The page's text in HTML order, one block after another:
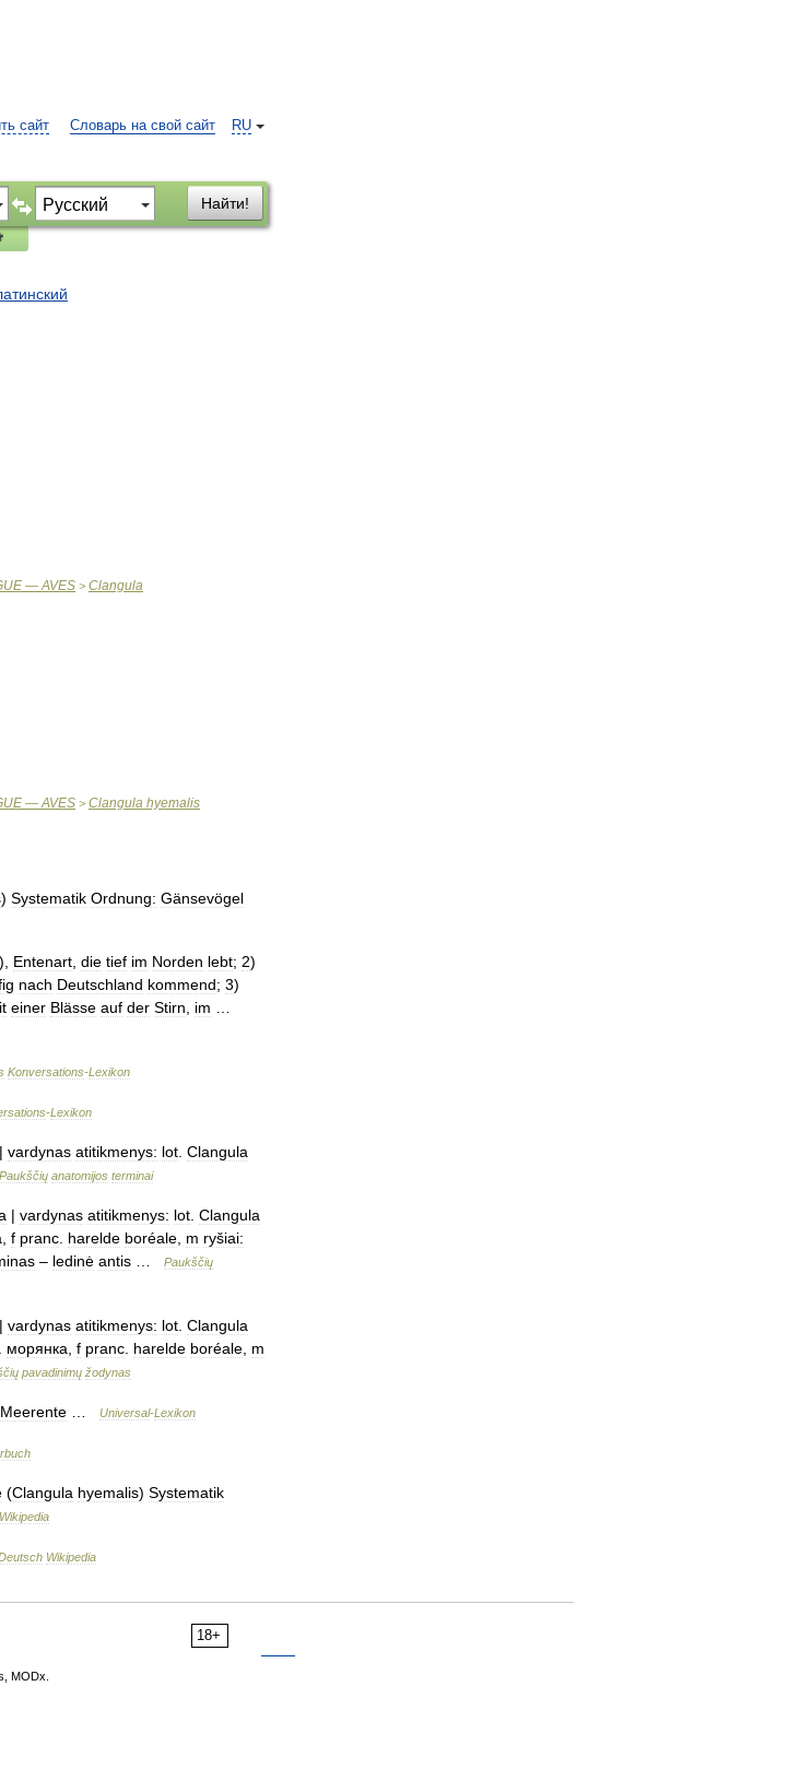
RU
сайт Словарь на свой сайт
Найти!
—AVES > Clangula
—AVES > Clangula hyemalis
) Systematik Ordnung: Gänsevögel
), Entenart die tief im Norden lebt; 2)
nach Deutschland kommend; 3)
einer Blässe auf der Stirn im
Konversations-Lexikon
-Lexikon
| vardynas atitikmenys: lot Clangula
Paukščių anatomijos terminai
| vardynas atitikmenys: lot Clangula
f pranc harelde boréale m ryšiai:
– ledinė antis
Paukščių
| vardynas atitikmenys: lot Clangula
морянка f pranc harelde boréale m
pavadinimų žodynas
Meerente Universal-Lexikon
(Clangula hyemalis) Systematik
Wikipedia
Wikipedia
18+
MODx.